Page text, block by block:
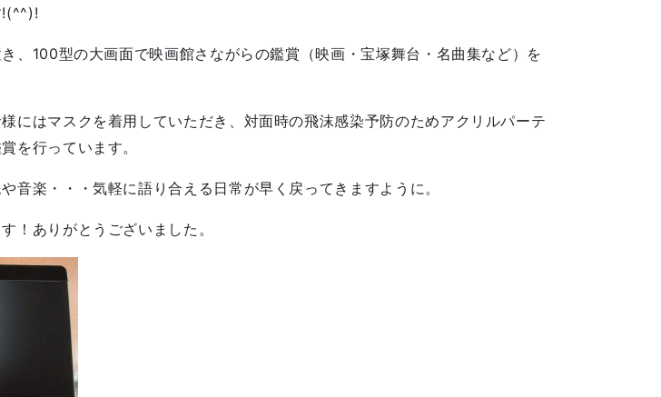
!(^^)!
、100型の大画面で映画館さながらの鑑賞（映画・宝塚舞台・名曲集など）を
にはマスクを着用していただき、対面時の飛沫感染予防のためアクリルパーテ
を行っています。
音楽・・・気軽に語り合える日常が早く戻ってきますように。
！ありがとうございました。